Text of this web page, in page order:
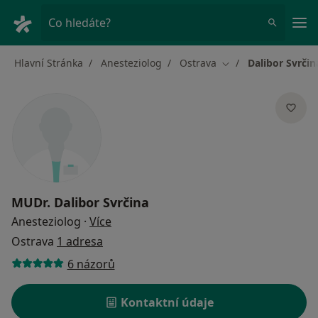
Co hledáte?
Hlavní Stránka Anesteziolog Ostrava Změna města
Dalibor
MUDr. Dalibor Svrčina
Anesteziolog · Více
Ostrava 1 adresa
6 názorů
Kontaktní údaje